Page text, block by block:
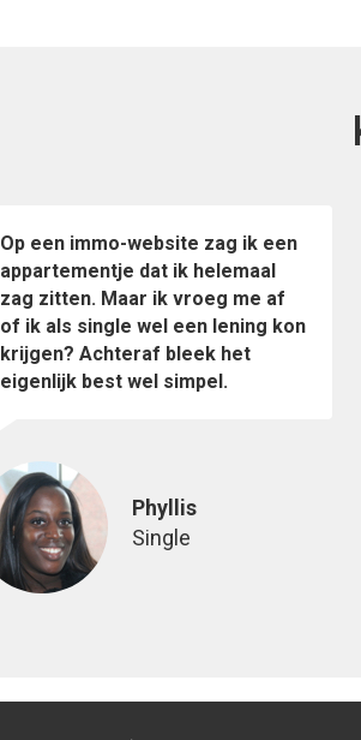
Op een immo-website zag ik een
appartementje dat ik helemaal
zag zitten. Maar ik vroeg me af
of ik als single wel een lening kon
krijgen? Achteraf bleek het
eigenlijk best wel simpel.
Phyllis
Single